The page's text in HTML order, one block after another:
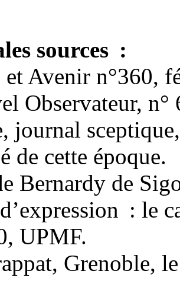
sources :
et Avenir n°360,
Observateur, n°
journal
de cette époque.
Bernardy de
: le
UPMF.
Grenoble,